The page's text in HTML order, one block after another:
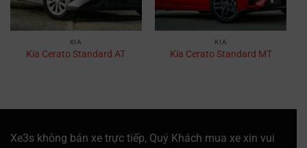
KIA
Kia Cerato Standard AT
KIA
Kia Cerato Standard MT
Xe3s không bán xe trực tiếp, Quý Khách mua xe xin vui